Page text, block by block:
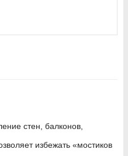
стен, балконов,
избежать «мостиков